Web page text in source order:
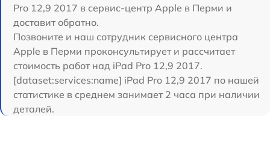
Pro 12,9 2017 в сервис-центр Apple в Перми и
доставит обратно.
Позвоните и наш сотрудник сервисного центра
Apple в Перми проконсультирует и рассчитает
стоимость работ над iPad Pro 12,9 2017.
[dataset:services:name] iPad Pro 12,9 2017 по нашей
статистике в среднем занимает 2 часа при наличии
деталей.